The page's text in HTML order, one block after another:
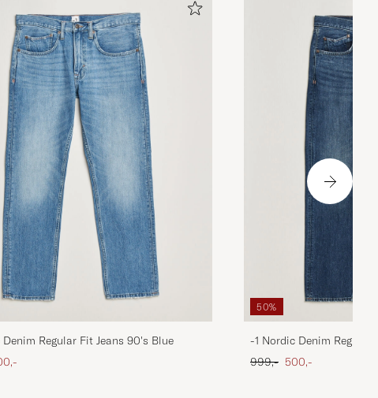
Regular Fit Jeans 90's Blue
pris
50%
-1 Nordic Denim Regular
Ordinary pris
999,- Nedsat pris
500,-